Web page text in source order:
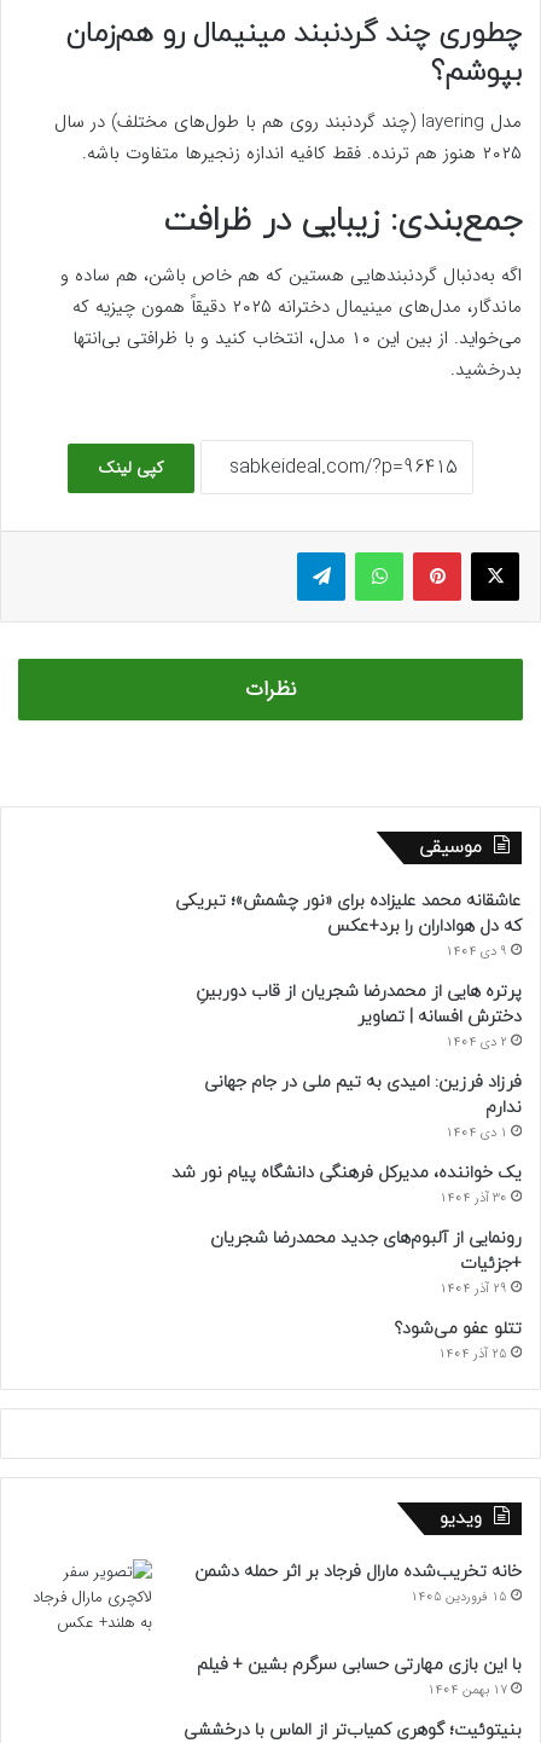
چطوری چند گردنبند مینیمال رو هم‌زمان
بپوشم؟
مدل layering (چند گردنبند روی هم با طول‌های مختلف) در سال
۲۰۲۵ هنوز هم ترنده. فقط کافیه اندازه زنجیرها متفاوت باشه.
جمع‌بندی: زیبایی در ظرافت
اگه به‌دنبال گردنبندهایی هستین که هم خاص باشن، هم ساده و
ماندگار، مدل‌های مینیمال دخترانه ۲۰۲۵ دقیقاً همون چیزیه که
می‌خواید. از بین این ۱۰ مدل، انتخاب کنید و با ظرافتی بی‌انتها
بدرخشید.
کپی لینک
ایکس پینتریستواتس آپ تلگرام
نظرات
موسیقی
عاشقانه محمد علیزاده برای «نور چشمش»؛ تبریکی
که دل هواداران را برد+عکس
9 دی 1404
پرتره هایی از محمدرضا شجریان از قاب دوربینِ
دخترش افسانه | تصاویر
2 دی 1404
فرزاد فرزین: امیدی به تیم ملی در جام جهانی
ندارم
1 دی 1404
یک خواننده، مدیرکل فرهنگی دانشگاه پیام نور شد
30 آذر 1404
رونمایی از آلبوم‌های جدید محمدرضا شجریان
+جزئیات
29 آذر 1404
تتلو عفو می‌شود؟
25 آذر 1404
ویدیو
خانه تخریب‌شده مارال فرجاد بر اثر حمله دشمن
15 فروردین 1405
با این بازی مهارتی حسابی سرگرم بشین + فیلم
17 بهمن 1404
بنیتوئیت؛ گوهری کمیاب‌تر از الماس با درخششی